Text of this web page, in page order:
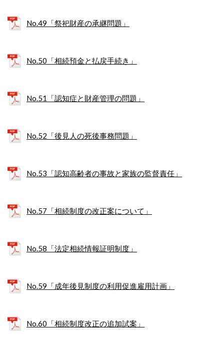
No.49「祭祀財産の承継問題」
No.50「相続預金と払戻手続き」
No.51「認知症と財産管理の問題」
No.52「後見人の死後事務問題」
No.53「認知高齢者の事故と家族の監督責任」
No.57「相続制度の改正案について」
No.58「法定相続情報証明制度」
No.59「成年後見制度の利用促進雇用計画」
No.60「相続制度改正の追加試案」